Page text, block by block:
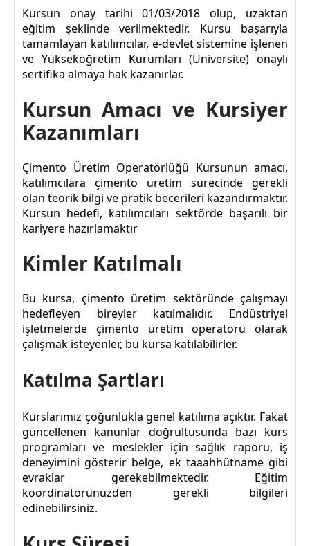
Kursun onay tarihi 01/03/2018 olup, uzaktan
eğitim şeklinde verilmektedir. Kursu başarıyla
tamamlayan katılımcılar, e-devlet sistemine işlenen
ve Yükseköğretim Kurumları (Üniversite) onaylı
sertifika almaya hak kazanırlar.
Kursun Amacı ve Kursiyer
Kazanımları
Çimento Üretim Operatörlüğü Kursunun amacı,
katılımcılara çimento üretim sürecinde gerekli
olan teorik bilgi ve pratik becerileri kazandırmaktır.
Kursun hedefi, katılımcıları sektörde başarılı bir
kariyere hazırlamaktır
Kimler Katılmalı
Bu kursa, çimento üretim sektöründe çalışmayı
hedefleyen bireyler katılmalıdır. Endüstriyel
işletmelerde çimento üretim operatörü olarak
çalışmak isteyenler, bu kursa katılabilirler.
Katılma Şartları
Kurslarımız çoğunlukla genel katılıma açıktır. Fakat
güncellenen kanunlar doğrultusunda bazı kurs
programları ve meslekler için sağlık raporu, iş
deneyimini gösterir belge, ek taaahhütname gibi
evraklar gerekebilmektedir. Eğitim
koordinatörünüzden gerekli bilgileri
edinebilirsiniz.